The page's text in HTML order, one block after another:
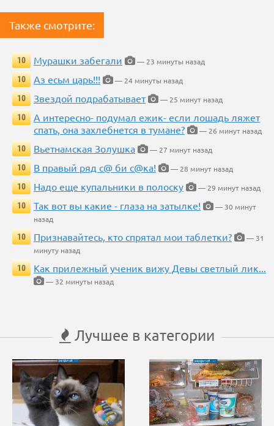
Также смотрите:
10 Мурашки забегали
— 23 минуты назад
10
Аз есьм царь!!!
— 24 минуты назад
10
Звездой подрабатывает
— 25 минут назад
10
А интересно- подумал ежик- если лошадь ляжет
спать, она захлебнется в тумане?
— 26 минут назад
10
Вьетнамская Золушка
— 27 минут назад
10
В правый ряд с@ би с@ка!
— 28 минут назад
10
Надо еще купальники в полоску
— 29 минут назад
10
Так вот вы какие - глаза на затылке!
— 30 минут
назад
10
Признавайтесь, кто спрятал мои таблетки?
— 31
минуту назад
10
Как прилежный ученик вижу Девы светлый лик...
— 32 минуты назад
Лучшее в категории